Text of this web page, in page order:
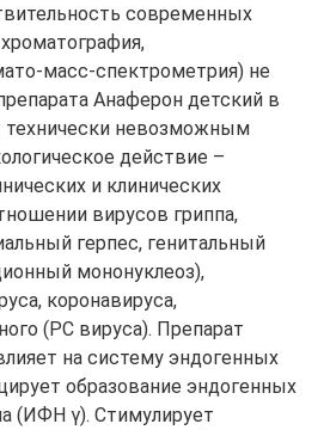
современных
масс-спектрометрия) не
Анаферон детский в
технически невозможным
действие –
и клинических
вирусов гриппа,
герпес, генитальный
мононуклеоз),
коронавируса,
(PC вируса). Препарат
на систему эндогенных
образование эндогенных
(ИФН γ). Стимулирует